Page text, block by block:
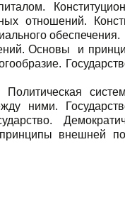
отношений.
обеспечения.
Основы и
ними.
внешней